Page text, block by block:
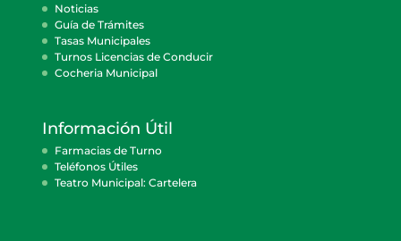
Noticias
Guía de Trámites
Tasas Municipales
Turnos Licencias de Conducir
Cocheria Municipal
Información Útil
Farmacias de Turno
Teléfonos Útiles
Teatro Municipal: Cartelera